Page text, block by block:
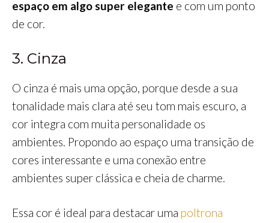
espaço em algo super elegante e com um ponto
de cor.
3. Cinza
O cinza é mais uma opção, porque desde a sua
tonalidade mais clara até seu tom mais escuro, a
cor integra com muita personalidade os
ambientes. Propondo ao espaço uma transição de
cores interessante e uma conexão entre
ambientes super clássica e cheia de charme.
Essa cor é ideal para destacar uma poltrona